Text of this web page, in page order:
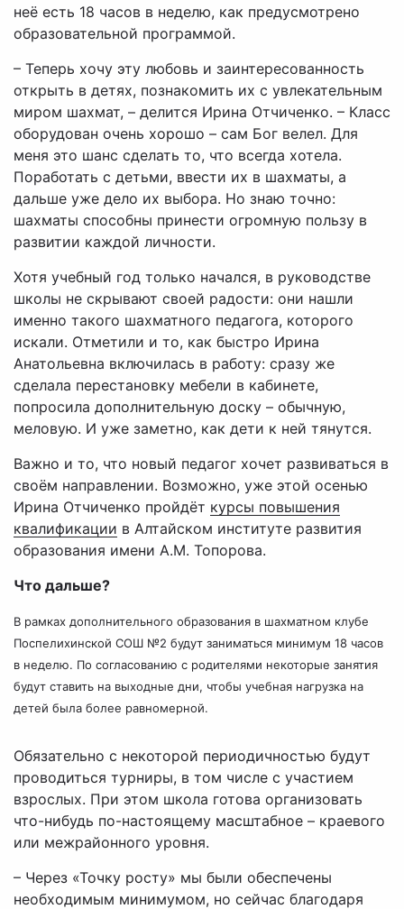
неё есть 18 часов в неделю, как предусмотрено
образовательной программой.
– Теперь хочу эту любовь и заинтересованность
открыть в детях, познакомить их с увлекательным
миром шахмат, – делится Ирина Отчиченко. – Класс
оборудован очень хорошо – сам Бог велел. Для
меня это шанс сделать то, что всегда хотела.
Поработать с детьми, ввести их в шахматы, а
дальше уже дело их выбора. Но знаю точно:
шахматы способны принести огромную пользу в
развитии каждой личности.
Хотя учебный год только начался, в руководстве
школы не скрывают своей радости: они нашли
именно такого шахматного педагога, которого
искали. Отметили и то, как быстро Ирина
Анатольевна включилась в работу: сразу же
сделала перестановку мебели в кабинете,
попросила дополнительную доску – обычную,
меловую. И уже заметно, как дети к ней тянутся.
Важно и то, что новый педагог хочет развиваться в
своём направлении. Возможно, уже этой осенью
Ирина Отчиченко пройдёт курсы повышения
квалификации в Алтайском институте развития
образования имени А.М. Топорова.
Что дальше?
В рамках дополнительного образования в шахматном клубе
Поспелихинской СОШ №2 будут заниматься минимум 18 часов
в неделю. По согласованию с родителями некоторые занятия
будут ставить на выходные дни, чтобы учебная нагрузка на
детей была более равномерной.
Обязательно с некоторой периодичностью будут
проводиться турниры, в том числе с участием
взрослых. При этом школа готова организовать
что-нибудь по-настоящему масштабное – краевого
или межрайонного уровня.
– Через «Точку росту» мы были обеспечены
необходимым минимумом, но сейчас благодаря